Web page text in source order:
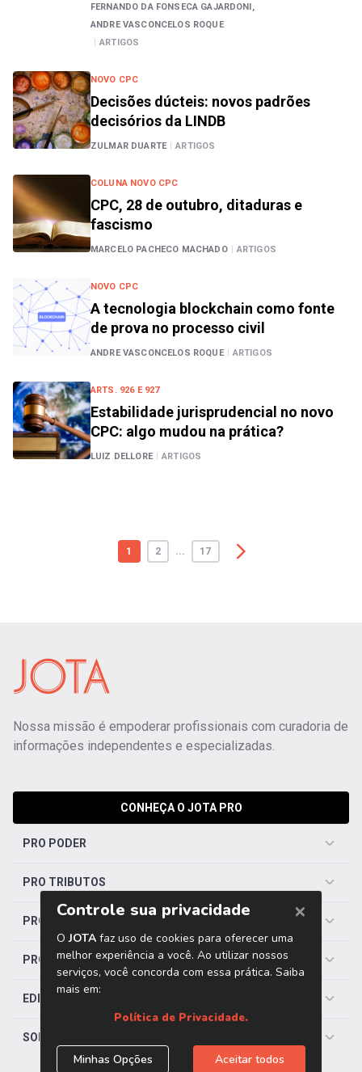
FERNANDO DA FONSECA GAJARDONI,
ANDRE VASCONCELOS ROQUE
| ARTIGOS
NOVO CPC
Decisões dúcteis: novos padrões
decisórios da LINDB
ZULMAR DUARTE | ARTIGOS
COLUNA NOVO CPC
CPC, 28 de outubro, ditaduras e
fascismo
MARCELO PACHECO MACHADO | ARTIGOS
NOVO CPC
A tecnologia blockchain como fonte
de prova no processo civil
ANDRE VASCONCELOS ROQUE | ARTIGOS
ARTS. 926 E 927
Estabilidade jurisprudencial no novo
CPC: algo mudou na prática?
LUIZ DELLORE | ARTIGOS
1 2 ... 17
Nossa missão é empoderar profissionais com curadoria de
informações independentes e especializadas.
CONHEÇA O JOTA PRO
PRO PODER
PRO TRIBUTOS
PRO TRABALHISTA
PRO SAÚDE
EDITORIAS
SOBRE O JOTA